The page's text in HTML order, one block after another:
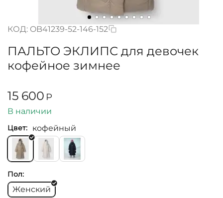
КОД: OB41239-52-146-152
ПАЛЬТО ЭКЛИПС для девочек
кофейное зимнее
15 600 Р
В наличии
Цвет: кофейный
Пол:
Женский